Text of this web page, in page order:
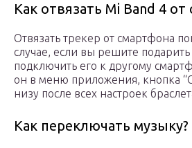
Как отвязать Mi Band 4
Отвязать трекер от смартфона
случае, если вы решите подарить
подключить его к другому
он в меню приложения, кнопка
низу после всех настроек
Как переключать музыку?